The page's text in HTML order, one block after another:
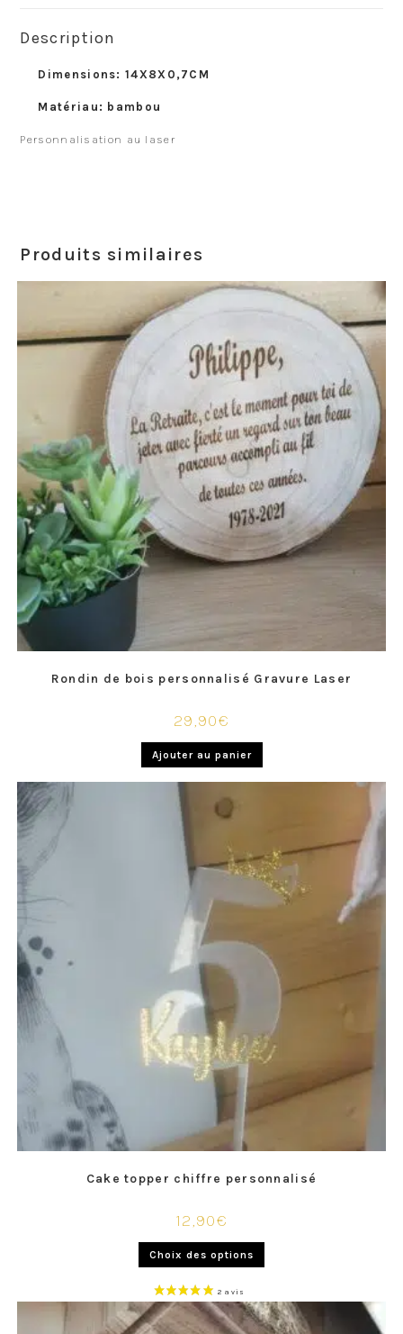
Description
Dimensions: 14X8X0,7CM
Matériau: bambou
Personnalisation au laser
Produits similaires
Rondin de bois personnalisé Gravure Laser
29,90€
Ajouter au panier
Cake topper chiffre personnalisé
12,90€
Choix des options